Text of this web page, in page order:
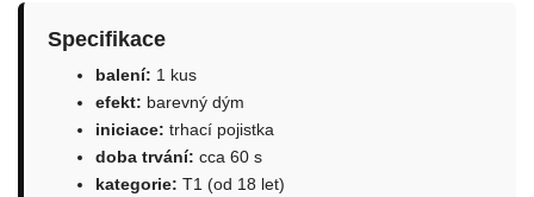
Specifikace
balení: 1 kus
efekt: barevný dým
iniciace: trhací pojistka
doba trvání: cca 60 s
kategorie: T1 (od 18 let)